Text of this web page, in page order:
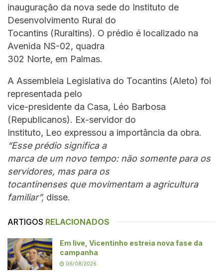
inauguração da nova sede do Instituto de
Desenvolvimento Rural do
Tocantins (Ruraltins). O prédio é localizado na
Avenida NS-02, quadra
302 Norte, em Palmas.
A Assembleia Legislativa do Tocantins (Aleto) foi
representada pelo
vice-presidente da Casa, Léo Barbosa
(Republicanos). Ex-servidor do
Instituto, Leo expressou a importância da obra.
“Esse prédio significa a
marca de um novo tempo: não somente para os
servidores, mas para os
tocantinenses que movimentam a agricultura
familiar”, disse.
ARTIGOS RELACIONADOS
Em live, Vicentinho estreia nova fase da
campanha
06/08/2026